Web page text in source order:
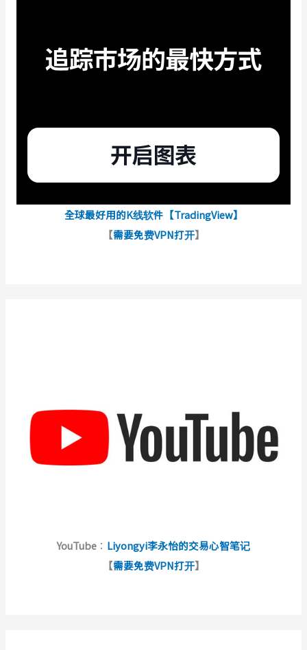
全球最好用的K线软件【TradingView】
【需要免费VPN打开】
YouTube ： Liyongyi李永怡的交易心智笔记
【需要免费VPN打开】